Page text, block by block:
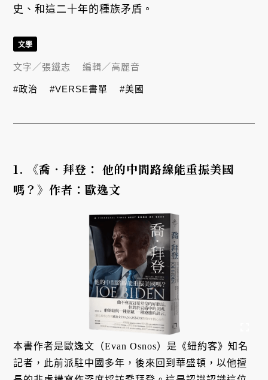
史、和這二十年的種族矛盾。
1. 《喬．拜登： 他的中間路線能重振美國
嗎？》作者：歐逸文
本書作者是歐逸文（Evan Osnos）是《紐約客》知名
記者，此前派駐中國多年，後來回到華盛頓，以他擅
文學
文字／張鐵志 編輯／高麗音
#政治 #VERSE書單 #美國